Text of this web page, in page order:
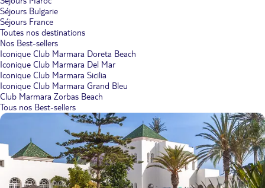
Séjours Bulgarie
Séjours France
Toutes nos destinations
Nos Best-sellers
Iconique Club Marmara Doreta Beach
Iconique Club Marmara Del Mar
Iconique Club Marmara Sicilia
Iconique Club Marmara Grand Bleu
Club Marmara Zorbas Beach
Tous nos Best-sellers